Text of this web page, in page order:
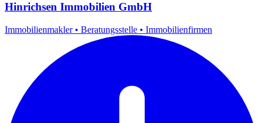
Hinrichsen Immobilien GmbH
Immobilienmakler • Beratungsstelle • Immobilienfirmen